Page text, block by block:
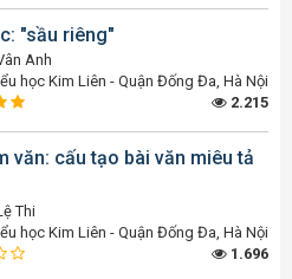
"sầu riêng"
Anh
học Kim Liên - Quận Đống Đa, Hà Nội
2.215
văn: cấu tạo bài văn miêu tả
Thi
học Kim Liên - Quận Đống Đa, Hà Nội
1.696